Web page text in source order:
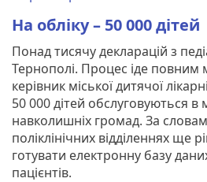
На обліку – 50 000 дітей
Понад тисячу декларацій з
Тернополі. Процес іде повним
керівник міської дитячої
50 000 дітей обслуговуються в
навколишніх громад. За
поліклінічних відділеннях ще
готувати електронну базу
пацієнтів.